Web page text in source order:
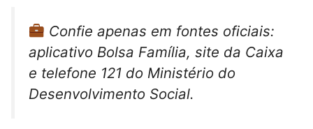
Confie apenas em fontes oficiais:
aplicativo Bolsa Família, site da Caixa
e telefone 121 do Ministério do
Desenvolvimento Social.